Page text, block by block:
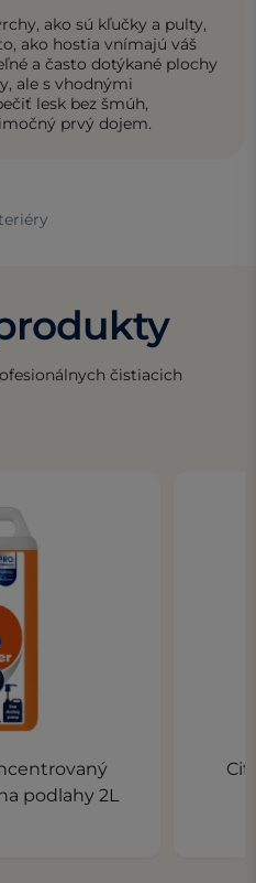
ako sú kľučky a pulty,
ako hostia vnímajú váš
a často dotýkané plochy
ale s vhodnými
lesk bez šmúh,
prvý dojem.
čistiacich
podlahy 2L
Cif